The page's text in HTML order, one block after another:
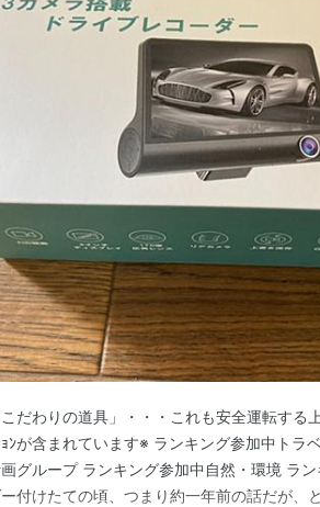
だわりの道具」・・・これも安全運転する
ｮﾝが含まれています※ ランキング参加中トラ
グループ ランキング参加中自然・環境 ラ
付けたての頃、つまり約一年前の話だが、